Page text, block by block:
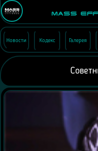
Mass
Новости Кодекс Галерея